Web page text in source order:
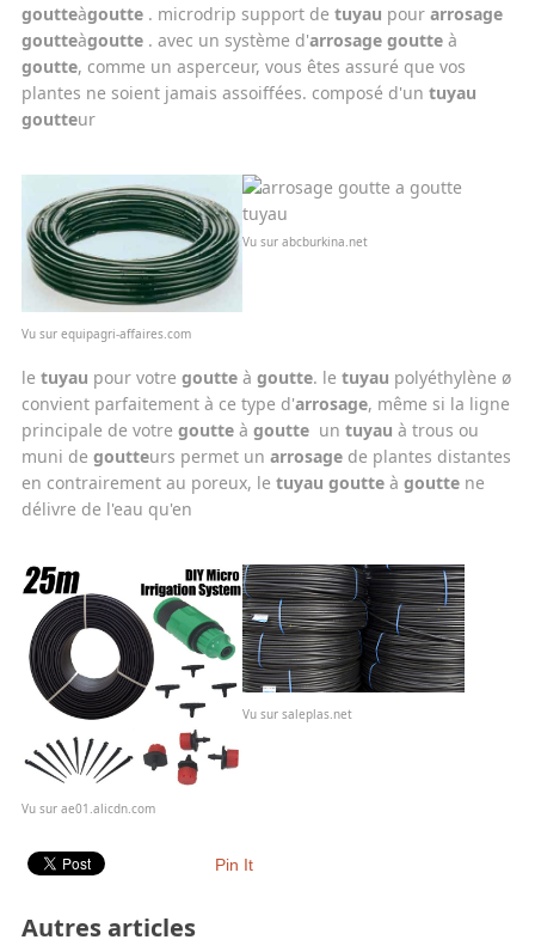
goutteàgoutte. microdrip support de tuyau pour arrosage
goutteàgoutte. avec un système d'arrosage goutteà
goutte, comme un asperceur, vous êtes assuré que vos
plantes ne soient jamais assoiffées. composé d'un tuyau
goutteur
Vu sur equipagri-affaires.com
Vu sur abcburkina.net
le tuyau pour votre goutteà goutte. le tuyau polyéthylène ø
convient parfaitement à ce type d'arrosage, même si la ligne
principale de votre goutteà goutteun tuyau à trous ou
muni de goutteurs permet un arrosagede plantes distantes
en contrairement au poreux, le tuyau goutteà gouttene
délivre de l'eau qu'en
Vu sur ae01.alicdn.com
Vu sur saleplas.net
Pin It
Autres articles